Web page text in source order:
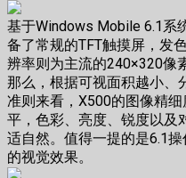
基于Windows Mobile 6.1系
备了常规的TFT触摸屏，发
辨率则为主流的240×320像
那么，根据可视面积越小、
准则来看，X500的图像精
平，色彩、亮度、锐度以及
适自然。值得一提的是6.1
的视觉效果。